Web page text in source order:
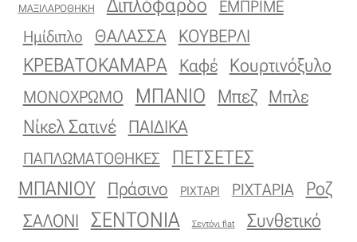
Οργάντζα διπλή
Οργάντζα με κέντημα
Οργάντζα με ταφτά
Οργάντζα με φλοκ
Οργάντζα μεταξωτή
ΜΑΞΙΛΑΡΟΘΗΚΗ Διπλόφαρδο
ΕΜΠΡΙΜΕ
Ημίδιπλο
ΘΑΛΑΣΣΑ ΚΟΥΒΕΡΛΙ
ΚΡΕΒΑΤΟΚΑΜΑΡΑ Καφέ Κουρτινόξυλο
ΜΟΝΟΧΡΩΜΟ ΜΠΑΝΙΟ Μπεζ Μπλε
Νίκελ Σατινέ ΠΑΙΔΙΚΑ
ΠΑΠΛΩΜΑΤΟΘΗΚΕΣ
ΠΕΤΣΕΤΕΣ
ΜΠΑΝΙΟΥ
Πράσινο ΡΙΧΤΑΡΙ ΡΙΧΤΑΡΙΑ Ροζ
ΣΑΛΟΝΙ ΣΕΝΤΟΝΙΑ Σεντόνι flat Συνθετικό